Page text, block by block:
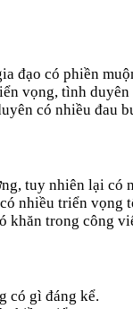
đạo có phiền
vọng, tình
có nhiều đau
tuy nhiên lại có
nhiều triển vọng
khăn trong công
có gì đáng kể.